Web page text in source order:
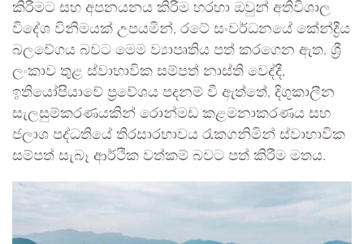
කිරීමට සහ අපනයනය කිරීම හරහා ඔවුන් අතිවිශාල
විදේශ විනිමයක් උපයමින්, රටේ සංවර්ධනයේ කේන්ද්‍රීය
බලවේගය බවට මෙම ව්‍යාපෘතිය පත් කරගෙන ඇත. ශ්‍රී
ලංකාව තුළ ස්වාභාවික සම්පත් නාස්ති වෙද්දී,
ඉතියෝපියාවේ ප්‍රවේශය පදනම් වී ඇත්තේ, දිගුකාලීන
සැලසුම්කරණයකින් රොන්මඩ කළමනාකරණය සහ
ජලාශ පද්ධතියේ තිරසාරභාවය රැකගනිමින් ස්වාභාවික
සම්පත් සැබෑ ආර්ථික වත්කම් බවට පත් කිරීම මතය.